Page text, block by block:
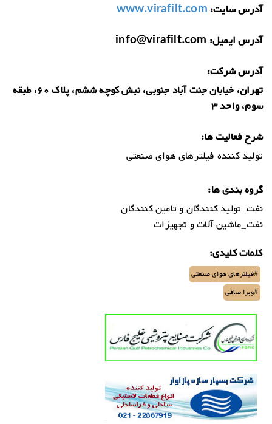
آدرس سایت: www.virafilt.com
آدرس ایمیل: info@virafilt.com
آدرس شرکت:
تهران، خیابان جنت آباد جنوبی، نبش کوچه ششم، پلاک 60، طبقه
سوم، واحد 3
شرح فعالیت ها:
تولید کننده فیلترهای هوای صنعتی
گروه بندی ها:
نفت_تولید کنندگان و تامین کنندگان
نفت_ماشین آلات و تجهیزات
کلمات کلیدی:
#فیلترهای هوای صنعتی
#ویرا صافی